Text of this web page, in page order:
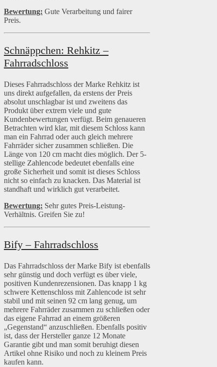
Bewertung: Gute Verarbeitung und fairer
Preis.
Schnäppchen: Rehkitz –
Fahrradschloss
Dieses Fahrradschloss der Marke Rehkitz ist
uns direkt aufgefallen, da erstens der Preis
absolut unschlagbar ist und zweitens das
Produkt über extrem viele und gute
Kundenbewertungen verfügt. Beim genaueren
Betrachten wird klar, mit diesem Schloss kann
man ein Fahrrad oder auch gleich mehrere
Fahrräder sicher zusammen schließen. Die
Länge von 120 cm macht dies möglich. Der 5-
stellige Zahlencode bedeutet ebenfalls eine
große Sicherheit und somit ist dieses Schloss
nicht so einfach zu knacken. Das Material ist
standhaft und wirklich gut verarbeitet.
Bewertung: Sehr gutes Preis-Leistung-
Verhältnis. Greifen Sie zu!
Bify – Fahrradschloss
Das Fahrradschloss der Marke Bify ist ebenfalls
sehr günstig und doch verfügt es über viele,
positiven Kundenrezensionen. Das knapp 1 kg
schwere Kettenschloss mit Zahlencode ist sehr
stabil und mit seinen 92 cm lang genug, um
mehrere Fahrräder zusammen zu schließen oder
das eigene Fahrrad an einem größeren
„Gegenstand“ anzuschließen. Ebenfalls positiv
ist, dass der Hersteller ganze 12 Monate
Garantie gibt und man somit beruhigt diesen
Artikel ohne Risiko und noch zu kleinem Preis
kaufen kann.